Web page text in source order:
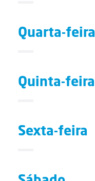
Quarta-feira
Quinta-feira
Sexta-feira